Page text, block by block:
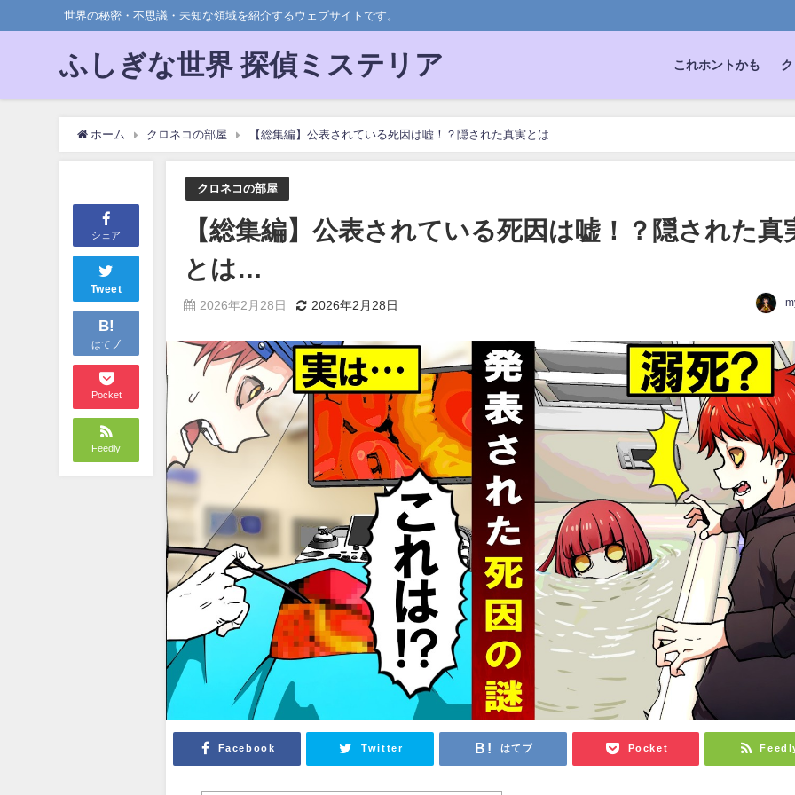
世界の秘密・不思議・未知な領域を紹介するウェブサイトです。
ふしぎな世界 探偵ミステリア これホントかも
ホーム クロネコの部屋 【総集編】公表されている死因は嘘！？隠された真実とは…
シェア
Tweet
B!
はてブ
Pocket
Feedly
クロネコの部屋
【総集編】公表されている死因は嘘！？隠された真
とは…
2026年2月28日 2026年2月28日
Facebook Twitter はてブ Pocket